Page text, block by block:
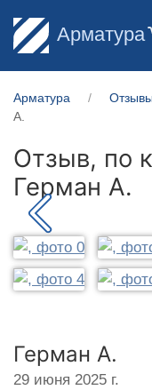
Арматура
Арматура Отзывы
А.
Отзыв, по
Герман А.
Герман А.
29 июня 2025 г.